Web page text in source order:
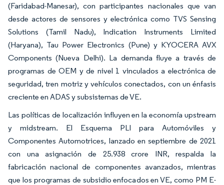
(Faridabad-Manesar), con participantes nacionales que van
desde actores de sensores y electrónica como TVS Sensing
Solutions (Tamil Nadu), Indication Instruments Limited
(Haryana), Tau Power Electronics (Pune) y KYOCERA AVX
Components (Nueva Delhi). La demanda fluye a través de
programas de OEM y de nivel 1 vinculados a electrónica de
seguridad, tren motriz y vehículos conectados, con un énfasis
creciente en ADAS y subsistemas de VE.
Las políticas de localización influyen en la economía upstream
y midstream. El Esquema PLI para Automóviles y
Componentes Automotrices, lanzado en septiembre de 2021
con una asignación de 25.938 crore INR, respalda la
fabricación nacional de componentes avanzados, mientras
que los programas de subsidio enfocados en VE, como PM E-